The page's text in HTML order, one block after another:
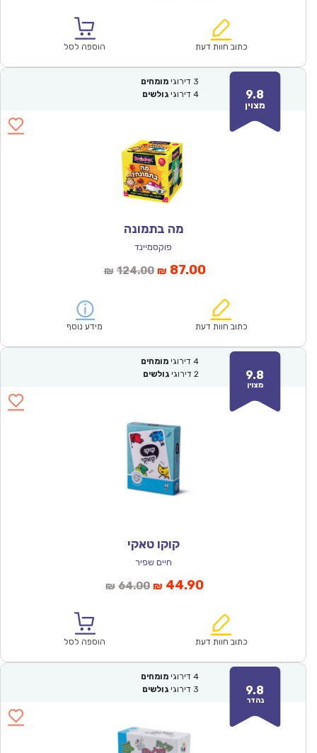
₪171.00.
הוא:
כתוב חוות דעת הוספה לסל
9.8
מצוין
3 דירוגי מומחים
4 דירוגי גולשים
מה בתמונה
פוקסמיינד
₪ 124.00המחיר
₪124.00.
₪ 87.00המחיר
הוא:
כתוב חוות דעת מידע נוסף
9.8
מצוין
4 דירוגי מומחים
2 דירוגי גולשים
קוקו טאקי
חיים שפיר
₪ 64.00המחיר
₪64.00.
₪ 44.90המחיר
הוא:
כתוב חוות דעת הוספה לסל
9.8
נהדר
4 דירוגי מומחים
3 דירוגי גולשים